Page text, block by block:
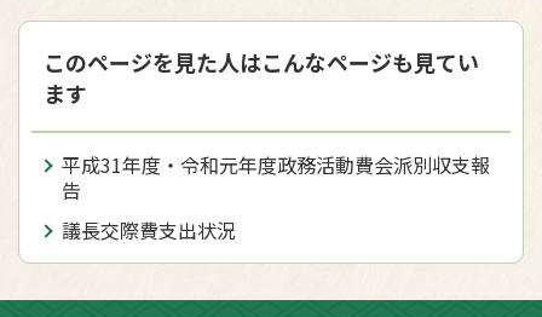
このページを見た人はこんなページも見てい
ます
平成31年度・令和元年度政務活動費会派別収支報
告
議長交際費支出状況